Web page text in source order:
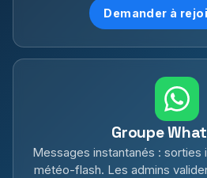
Demander à
Groupe
Messages instantanés : sorties
météo-flash. Les admins